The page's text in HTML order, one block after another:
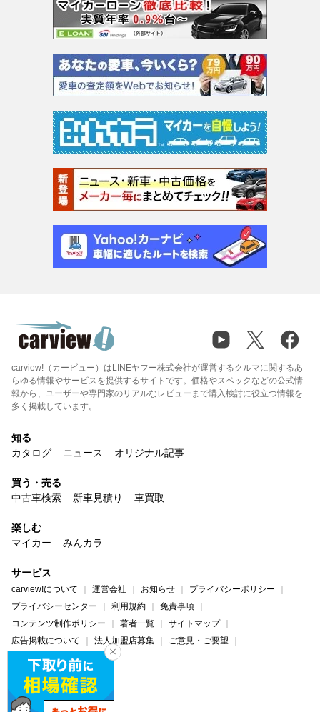
carview!（カービュー）はLINEヤフー株式会社が運営するクルマに関するあ
らゆる情報やサービスを提供するサイトです。価格やスペックなどの公式情
報から、ユーザーや専門家のリアルなレビューまで購入検討に役立つ情報を
多く掲載しています。
知る
カタログ
ニュース オリジナル記事
買う・売る
中古車検索
新車見積り 車買取
楽しむ
マイカー
みんカラ
サービス
carview!について 運営会社 お知らせ
プライバシーポリシー
プライバシーセンター
利用規約
免責事項
コンテンツ制作ポリシー
著者一覧
サイトマップ
広告掲載について
法人加盟店募集
ご意見・ご要望
ヘルプ・お問い合わせ
carview! Yahoo! JAPAN